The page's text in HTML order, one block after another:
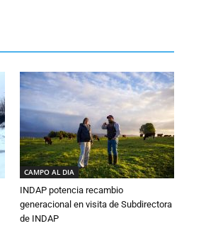
CAMPO AL DIA
INDAP potencia recambio
generacional en visita de Subdirectora
de INDAP